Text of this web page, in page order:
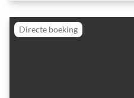
Directe boeking